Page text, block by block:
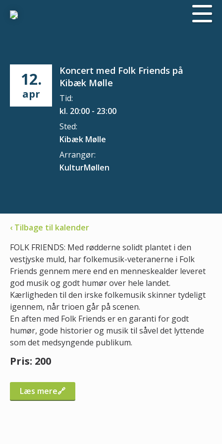
12.
apr
Koncert med Folk Friends på
Kibæk Mølle
Tid:
kl. 20:00 - 23:00
Sted:
Kibæk Mølle
Arrangør:
KulturMøllen
‹ Tilbage til kalender
FOLK FRIENDS: Med rødderne solidt plantet i den
vestjyske muld, har folkemusik-veteranerne i Folk
Friends gennem mere end en menneskealder leveret
god musik og godt humør over hele landet.
Kærligheden til den irske folkemusik skinner tydeligt
igennem, når trioen går på scenen.
En aften med Folk Friends er en garanti for godt
humør, gode historier og musik til såvel det lyttende
som det medsyngende publikum.
Pris: 200
Læs mere